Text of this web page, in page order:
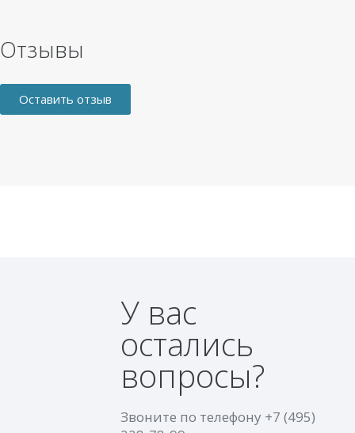
Отзывы
Оставить отзыв
У вас
остались
вопросы?
Звоните по телефону +7 (495)